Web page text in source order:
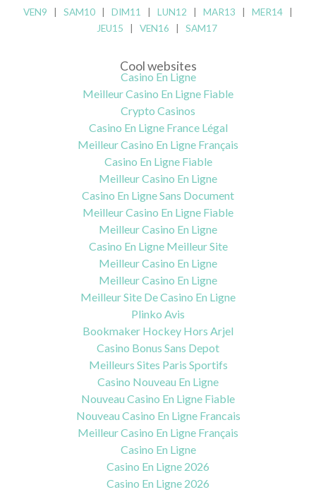
VEN9 |SAM10 DIM11 |LUN12 |MAR13 |MER14
JEU15 |VEN16 |SAM17
Cool websites
Casino En Ligne
Meilleur Casino En Ligne Fiable
Crypto Casinos
Casino En Ligne France Légal
Meilleur Casino En Ligne Français
Casino En Ligne Fiable
Meilleur Casino En Ligne
Casino En Ligne Sans Document
Meilleur Casino En Ligne Fiable
Meilleur Casino En Ligne
Casino En Ligne Meilleur Site
Meilleur Casino En Ligne
Meilleur Casino En Ligne
Meilleur Site De Casino En Ligne
Plinko Avis
Bookmaker Hockey Hors Arjel
Casino Bonus Sans Depot
Meilleurs Sites Paris Sportifs
Casino Nouveau En Ligne
Nouveau Casino En Ligne Fiable
Nouveau Casino En Ligne Francais
Meilleur Casino En Ligne Français
Casino En Ligne
Casino En Ligne 2026
Casino En Ligne 2026